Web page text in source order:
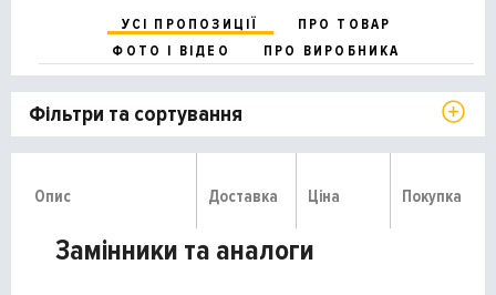
УСІ ПРОПОЗИЦІЇ
ПРО ТОВАР
ФОТО І ВІДЕО
ПРО ВИРОБНИКА
Фільтри та сортування
Опис Доставка Ціна Покупка
Замінники та аналоги